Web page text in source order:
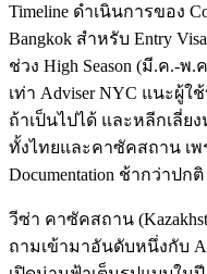
Timeline ดำเนินการของ
Bangkok สำหรับ Entry
ช่วง High Season (มี.ค.-พ
เท่า Adviser NYC แนะผู้ใ
ถ้าเป็นไปได้ และหลีกเลี่
ทั้งไทยและคาซัคสถาน เ
Documentation ช้ากว่าปกติ
วีซ่า คาซัคสถาน
ถามเข้ามาอันดับหนึ่งกับ